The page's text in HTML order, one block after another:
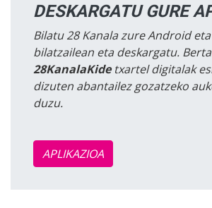
DESKARGATU GURE
Bilatu 28 Kanala zure Android
bilatzailean eta deskargatu.
28KanalaKidetxartel digitalak
dizuten abantailez gozatzeko
duzu.
APLIKAZIOA